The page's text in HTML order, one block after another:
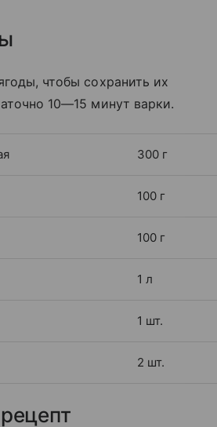
чтобы сохранить их
10—15 минут варки.
300 г
100 г
100 г
1 л
1 шт.
2 шт.